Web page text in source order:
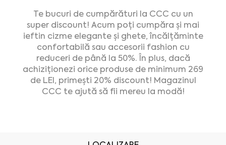
Te bucuri de cumpărături la CCC cu un
super discount! Acum poți cumpăra și mai
ieftin cizme elegante și ghete, încălțăminte
confortabilă sau accesorii fashion cu
reduceri de până la 50%. În plus, dacă
achiziționezi orice produse de minimum 269
de LEI, primești 20% discount! Magazinul
CCC te ajută să fii mereu la modă!